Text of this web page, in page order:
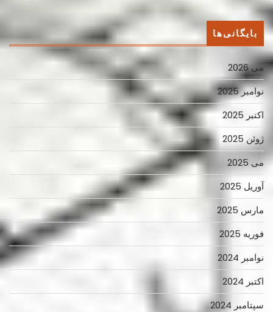
بایگانی‌ها
می 2026
نوامبر 2025
اکتبر 2025
ژوئن 2025
می 2025
آوریل 2025
مارس 2025
فوریه 2025
نوامبر 2024
اکتبر 2024
سپتامبر 2024